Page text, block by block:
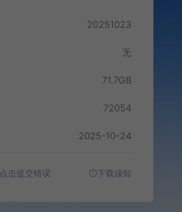
20251023
无
71.7GB
72054
2025-10-24
点击提交错误 下载须知